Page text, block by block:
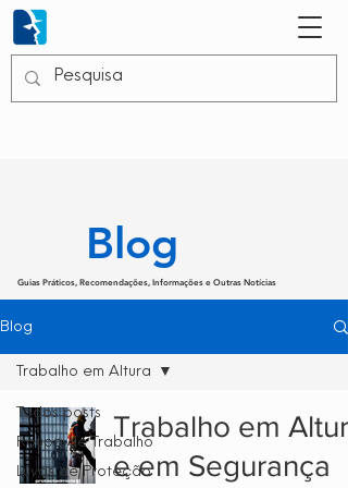
Blog
Guias Práticos, Recomendações, Informações e Outras Notícias
Blog
Todos posts
Roupa de Trabalho
Luvas de Proteção
Trabalho em Altura
Trabalho em Altura
e em Segurança